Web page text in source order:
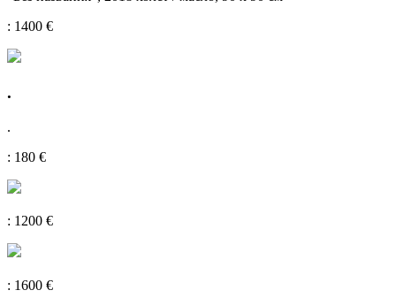
: 1400 €
.
.
: 180 €
: 1200 €
: 1600 €